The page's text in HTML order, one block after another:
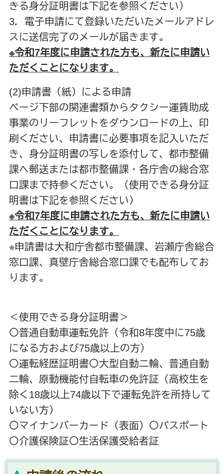
きる身分証明書は下記を参照ください）
3．電子申請にて登録いただいたメールアドレ
スに送信完了のメールが届きます。
※令和7年度に申請された方も、新たに申請い
ただくことになります。
(2)申請書（紙）による申請
ページ下部の関連書類からタクシー運賃助成
事業のリーフレットをダウンロードの上、印
刷ください、申請書に必要事項を記入いただ
き、身分証明書の写しを添付して、都市整備
課へ郵送または都市整備課・各庁舎の総合窓
口課まで持参ください。（使用できる身分証
明書は下記を参照ください）
※令和7年度に申請された方も、新たに申請い
ただくことになります。
※申請書は大和庁舎都市整備課、岩瀬庁舎総合
窓口課、真壁庁舎総合窓口課でも配布してお
ります。
＜使用できる身分証明書＞
〇普通自動車運転免許（令和8年度中に75歳
になる方および75歳以上の方）
〇運転経歴証明書〇大型自動二輪、普通自動
二輪、原動機能付自転車の免許証（高校生を
除く18歳以上74歳以下で運転免許を所持して
いない方）
〇マイナンバーカード（表面）〇パスポート
〇介護保険証〇生活保護受給者証